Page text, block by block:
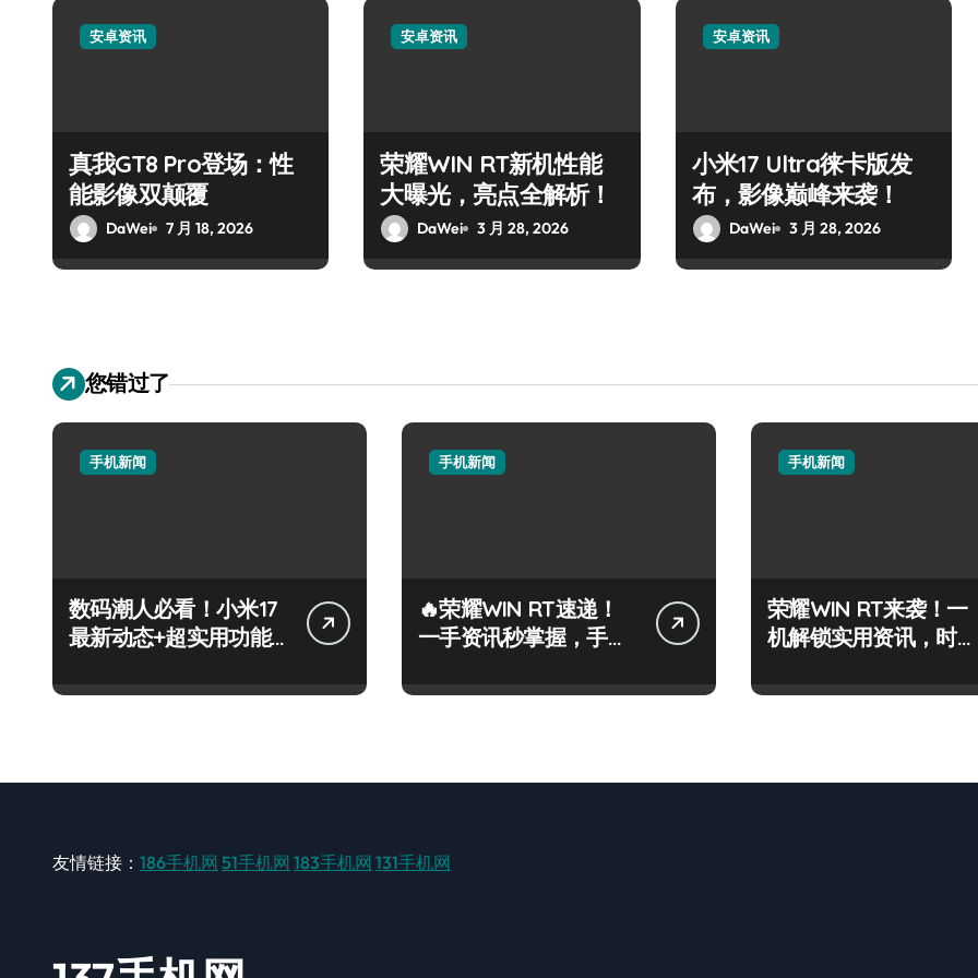
安卓资讯
真我GT8 Pro登场：性
能影像双颠覆
DaWei 7 月 18, 2026
安卓资讯
荣耀WIN RT新机性能
大曝光，亮点全解析！
DaWei 3 月 28, 2026
安卓资讯
小米17 Ultra徕卡版发
布，影像巅峰来袭！
DaWei 3 月 28, 2026
您错过了
手机新闻
数码潮人必看！小米17
最新动态+超实用功能
手机新闻
🔥荣耀WIN RT速递！
一手资讯秒掌握，手机
手机新闻
荣耀WIN RT来袭！一
机解锁实用资讯，时尚
友情链接： 186手机网 51手机网 183手机网 131手机网